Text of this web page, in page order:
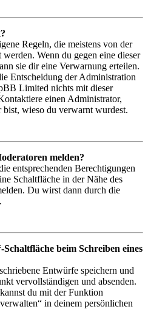
Regeln, die meistens von der
Wenn du gegen eine dieser
sie dir eine Verwarnung erteilen.
Entscheidung der Administration
Limited nichts mit dieser
einen Administrator,
bist, wieso du verwarnt wurdest.
melden?
entsprechenden Berechtigungen
Schaltfläche in der Nähe des
Du wirst dann durch die
beim Schreiben eines
Entwürfe speichern und
vervollständigen und absenden.
du mit der Funktion
in deinem persönlichen